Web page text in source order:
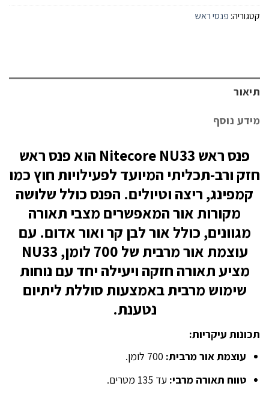
קטגוריה: פנסי ראש
תיאור
מידע נוסף
פנס ראש Nitecore NU33 הוא פנס ראש
חזק ורב-תכליתי המיועד לפעילויות חוץ כמו
קמפינג, ריצה וטיולים. הפנס כולל שלושה
מקורות אור המאפשרים מצבי תאורה
מגוונים, כולל אור לבן קר ואור אדום. עם
עוצמת אור מרבית של 700 לומן, NU33
מציע תאורה חזקה ויעילה יחד עם נוחות
שימוש מרבית באמצעות סוללת ליתיום
נטענת.
תכונות עיקריות:
עוצמת אור מרבית:
טווח תאורה מרבי: עד 135 מטרים.